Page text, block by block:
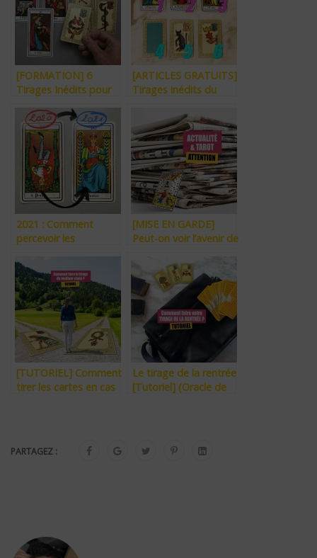
[FORMATION] 6
Tirages Inédits pour
Comprendre et
Anticiper.
[ARTICLES GRATUITS]
Tirages inédits du
aussi “Faut-il faire tirer
ses cartes ?”, “Le libre-
arbitre existe-t-il ?”,
“La voyance est-elle
un don ?”.
2021 : Comment
percevoir les
Nouvelle Année avec
le Tarot ? [TUTORIEL
– 4 TIRAGES]
[MISE EN GARDE]
Peut-on voir l’avenir de
[TUTORIEL] Comment
tirer les cartes en cas
Le tirage de la rentrée
[Tutoriel] (Oracle de
PARTAGEZ :